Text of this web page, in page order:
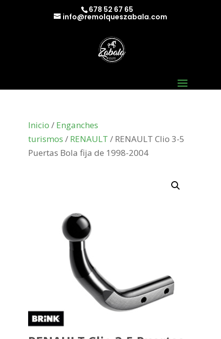
678 52 67 65
info@remolqueszabala.com
Inicio / Enganches
turismos / RENAULT / RENAULT Clio 3-5
Puertas Bola fija de 1998-2004